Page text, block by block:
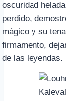
oscuridad
perdido,
mágico y su
firmamento,
de las leyendas.